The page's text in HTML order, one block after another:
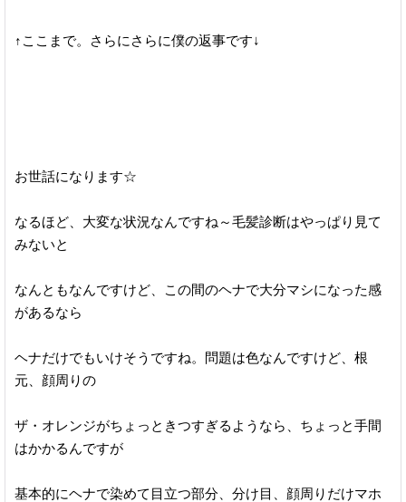
↑ここまで。さらにさらに僕の返事です↓
お世話になります☆
なるほど、大変な状況なんですね～毛髪診断はやっぱり見て
みないと
なんともなんですけど、この間のヘナで大分マシになった感
があるなら
ヘナだけでもいけそうですね。問題は色なんですけど、根
元、顔周りの
ザ・オレンジがちょっときつすぎるようなら、ちょっと手間
はかかるんですが
基本的にヘナで染めて目立つ部分、分け目、顔周りだけマホ